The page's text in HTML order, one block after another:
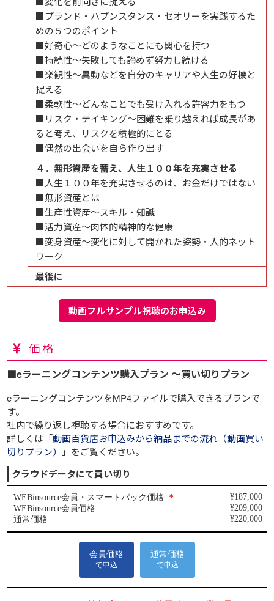
■プランド・ハプンスタンス・セオリーを実践するた
めの５つのポイント
■好奇心～どのようなことにも関心を持つ
■持続性～失敗しても諦めず努力し続ける
■楽観性～異動などを自分のキャリアや人生の好機と
捉える
■柔軟性～どんなことでも受け入れる許容力をもつ
■リスク・テイキング～困難を乗り越えれば成長があ
ると考え、リスクを積極的にとる
■偶然の出会いを自ら作り出す
４．無形資産を蓄え、人生１００年を充実させる
■人生１００年を充実させるのは、お金だけではない
■無形資産とは
■生産性資産～スキル・知識
■活力資産～肉体的精神的な健康
■変身資産～変化に対して開かれた姿勢・人的ネット
ワーク
最後に
動画フルサンプル視聴のお申込み
価格
■eラーニングコンテンツ購入プラン ～買い切りプラン
eラーニングコンテンツをMP4ファイルで購入できるプランで
す。
社内で繰り返し視聴する場合におすすめです。
詳しくは「動画百貨店お申込みから納品までの流れ（動画買い
切りプラン）
」をご覧ください。
クラウドデータにて買い切り